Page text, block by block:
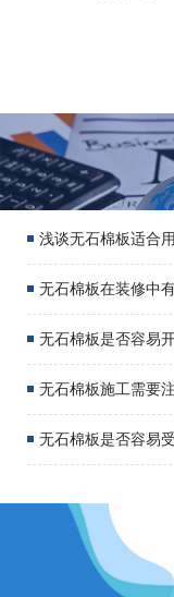
浅谈无石棉板适合
无石棉板在装修中
无石棉板是否容易
无石棉板施工需要
无石棉板是否容易